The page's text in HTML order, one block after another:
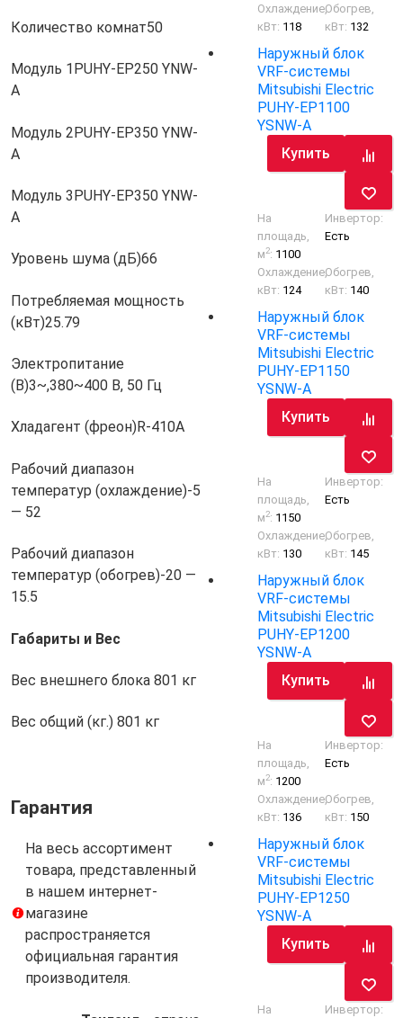
Количество комнат50
Модуль 1PUHY-EP250 YNW-
A
Модуль 2PUHY-EP350 YNW-
A
Модуль 3PUHY-EP350 YNW-
A
Уровень шума (дБ)66
Потребляемая мощность
(кВт)25.79
Электропитание
(В)3~,380~400 В, 50 Гц
Хладагент (фреон)R-410A
Рабочий диапазон
температур (охлаждение)-5
— 52
Рабочий диапазон
температур (обогрев)-20 —
15.5
Габариты и Вес
Вес внешнего блока 801 кг
Вес общий (кг.) 801 кг
Гарантия
На весь ассортимент
товара, представленный
в нашем интернет-
магазине
распространяется
официальная гарантия
производителя.
Охлаждение,
кВт: 118
Обогрев,
кВт: 132
Наружный блок
VRF-системы
Mitsubishi Electric
PUHY-EP1100
YSNW-A
Купить
На
площадь,
м2: 1100
Инвертор:
Есть
Охлаждение,
кВт: 124
Обогрев,
кВт: 140
Наружный блок
VRF-системы
Mitsubishi Electric
PUHY-EP1150
YSNW-A
Купить
На
площадь,
м2: 1150
Инвертор:
Есть
Охлаждение,
кВт: 130
Обогрев,
кВт: 145
Наружный блок
VRF-системы
Mitsubishi Electric
PUHY-EP1200
YSNW-A
Купить
На
площадь,
м2: 1200
Инвертор:
Есть
Охлаждение,
кВт: 136
Обогрев,
кВт: 150
Наружный блок
VRF-системы
Mitsubishi Electric
PUHY-EP1250
YSNW-A
Купить
На Инвертор: